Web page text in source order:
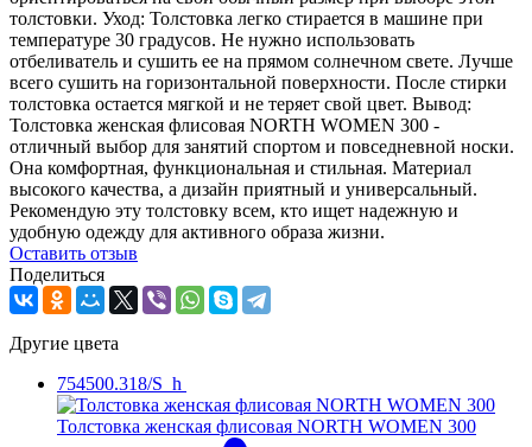
толстовки. Уход: Толстовка легко стирается в машине при
температуре 30 градусов. Не нужно использовать
отбеливатель и сушить ее на прямом солнечном свете. Лучше
всего сушить на горизонтальной поверхности. После стирки
толстовка остается мягкой и не теряет свой цвет. Вывод:
Толстовка женская флисовая NORTH WOMEN 300 -
отличный выбор для занятий спортом и повседневной носки.
Она комфортная, функциональная и стильная. Материал
высокого качества, а дизайн приятный и универсальный.
Рекомендую эту толстовку всем, кто ищет надежную и
удобную одежду для активного образа жизни.
Оcтавить отзыв
Поделиться
Другие цвета
754500.318/S_h
Толстовка женская флисовая NORTH WOMEN 300